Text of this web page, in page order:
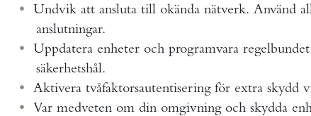
Undvik att ansluta till okända nätverk. Använd
anslutningar.
Uppdatera enheter och programvara
säkerhetshål.
Aktivera tvåfaktorsautentisering för extra skydd
Var medveten om din omgivning och skydda